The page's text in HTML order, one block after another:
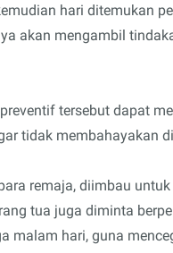
hari ditemukan
akan mengambil
tersebut dapat
tidak membahayakan
remaja, diimbau
tua juga diminta
malam hari, guna